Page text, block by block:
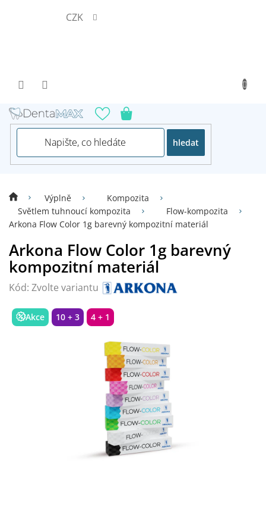
CZK
hledat
Výplně
Kompozita
Světlem tuhnoucí kompozita
Flow-kompozita
Arkona Flow Color 1g barevný kompozitní materiál
Arkona Flow Color 1g barevný
kompozitní materiál
Kód: Zvolte variantu
Akce 10 + 3 4 + 1